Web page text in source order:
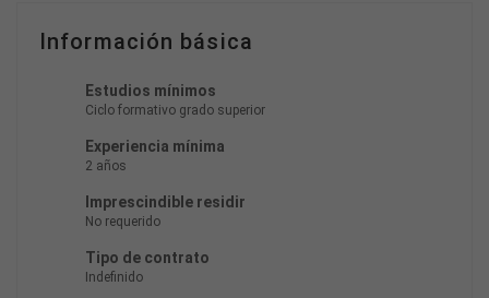
Información básica
Estudios mínimos
Ciclo formativo grado superior
Experiencia mínima
2 años
Imprescindible residir
No requerido
Tipo de contrato
Indefinido